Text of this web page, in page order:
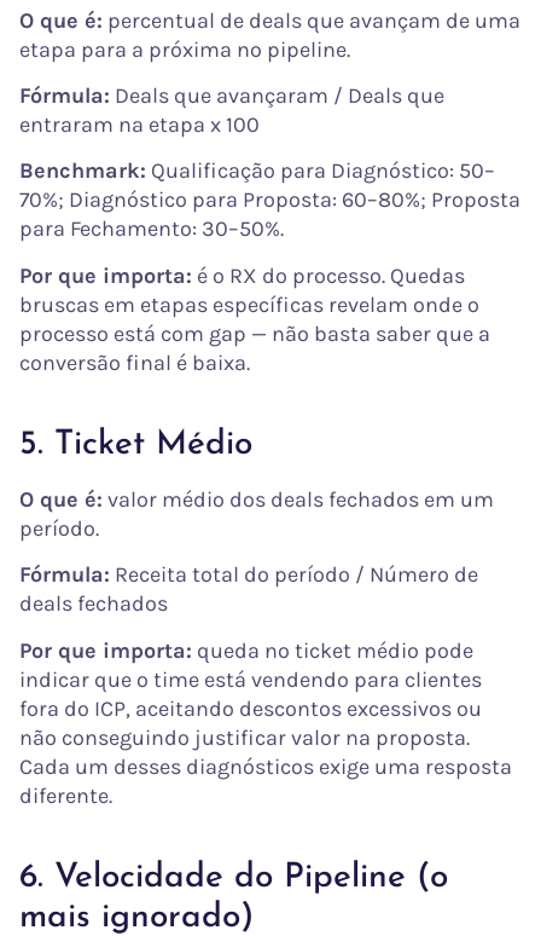
O que é: percentual de deals que avançam de uma
etapa para a próxima no pipeline.
Fórmula: Deals que avançaram / Deals que
entraram na etapa x 100
Benchmark: Qualificação para Diagnóstico: 50–
70%; Diagnóstico para Proposta: 60–80%; Proposta
para Fechamento: 30–50%.
Por que importa: é o RX do processo. Quedas
bruscas em etapas específicas revelam onde o
processo está com gap — não basta saber que a
conversão final é baixa.
5. Ticket Médio
O que é: valor médio dos deals fechados em um
período.
Fórmula: Receita total do período / Número de
deals fechados
Por que importa: queda no ticket médio pode
indicar que o time está vendendo para clientes
fora do ICP, aceitando descontos excessivos ou
não conseguindo justificar valor na proposta.
Cada um desses diagnósticos exige uma resposta
diferente.
6. Velocidade do Pipeline (o
mais ignorado)